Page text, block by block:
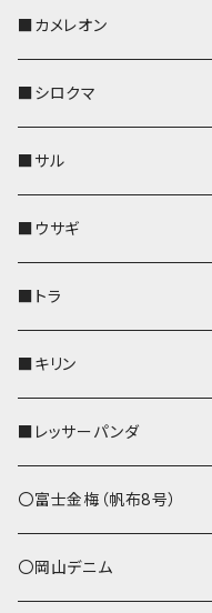
その他
靴下・ミニタオル
その他
スマホケース
財布
靴下・ミニタオル
その他
靴下・ミニタオル
財布
その他
レザートレイ
財布
靴下・ミニタオル
その他
KONBU
AppleWatchバンド
ペットボトルホルダー
ペンホルダー
靴下・ミニタオル
財布
その他
ペットボトルホルダー
AppleWatchバンド
財布
その他
キーケース
名刺入れ・カードケース
AppleWatchバンド
財布
ペンホルダー
IDカードケース
ペットボトルホルダー
その他
リール付きストラップ
リールのみ
ストラップ付
名刺入れ
AppleWatchバンド
メガネケース
財布
メガネケース
リール付きストラップ
リールのみ
ストラップ付
ペットボトルホルダー
キーケース
ペンホルダー
AppleWatchバンド
L字ファスナー財布
その他
メガネケース
名刺入れ
財布
Apple Watchバンド
■カメレオン
■シロクマ
■サル
■ウサギ
■トラ
■キリン
■レッサーパンダ
〇富士金梅（帆布8号）
〇岡山デニム